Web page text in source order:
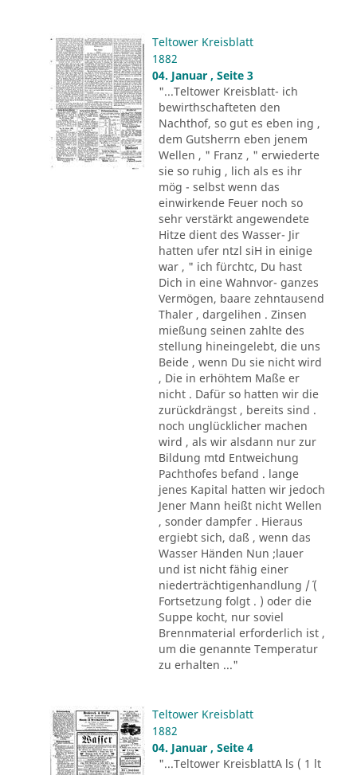
Teltower Kreisblatt
1882
04. Januar , Seite 3
"...Teltower Kreisblatt- ich
bewirthschafteten den
Nachthof, so gut es eben ing ,
dem Gutsherrn eben jenem
Wellen , " Franz , " erwiederte
sie so ruhig , lich als es ihr
mög - selbst wenn das
einwirkende Feuer noch so
sehr verstärkt angewendete
Hitze dient des Wasser- Jir
hatten ufer ntzl siH in einige
war , " ich fürchtc, Du hast
Dich in eine Wahnvor- ganzes
Vermögen, baare zehntausend
Thaler , dargelihen . Zinsen
mießung seinen zahlte des
stellung hineingelebt, die uns
Beide , wenn Du sie nicht wird
, Die in erhöhtem Maße er
nicht . Dafür so hatten wir die
zurückdrängst , bereits sind .
noch unglücklicher machen
wird , als wir alsdann nur zur
Bildung mtd Entweichung
Pachthofes befand . lange
jenes Kapital hatten wir jedoch
Jener Mann heißt nicht Wellen
, sonder dampfer . Hieraus
ergiebt sich, daß , wenn das
Wasser Händen Nun ;lauer
und ist nicht fähig einer
niederträchtigenhandlung /´ (
Fortsetzung folgt . ) oder die
Suppe kocht, nur soviel
Brennmaterial erforderlich ist ,
um die genannte Temperatur
zu erhalten ..."
Teltower Kreisblatt
1882
04. Januar , Seite 4
"...Teltower KreisblattA ls ( 1 lt